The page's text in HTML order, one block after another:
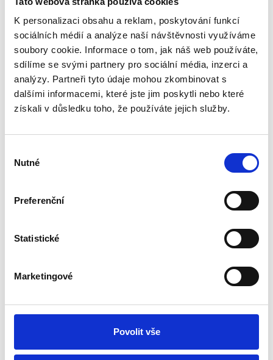
K personalizaci obsahu a reklam, poskytování funkcí
sociálních médií a analýze naší návštěvnosti využíváme
soubory cookie. Informace o tom, jak náš web používáte,
sdílíme se svými partnery pro sociální média, inzerci a
analýzy. Partneři tyto údaje mohou zkombinovat s
dalšími informacemi, které jste jim poskytli nebo které
získali v důsledku toho, že používáte jejich služby.
souhlasu
Nutné
Preferenční
Statistické
Marketingové
Povolit vše
Frontblende AV DRIM glas weiß glänzend
35.61 €